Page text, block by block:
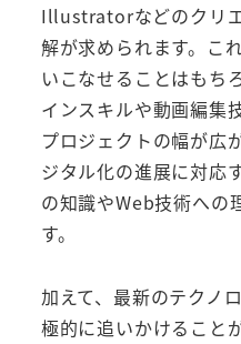
Illustratorなどのクリ
解が求められます。こ
いこなせることはもち
インスキルや動画編集
プロジェクトの幅が広
ジタル化の進展に対応
の知識やWeb技術への
す。
加えて、最新のテクノ
極的に追いかけること